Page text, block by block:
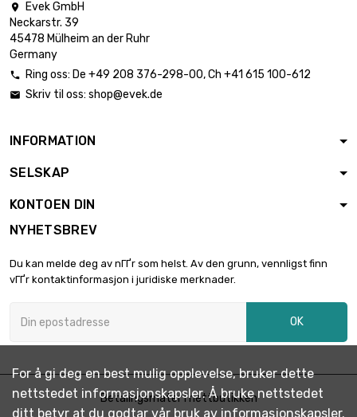
(39.37") x 5 st/pc
lengde : 2 meter
(78.74" inch)
31.75mm ( 1 1/4
inch )
(39.37") x 5 st/pc
størrelse :
31.75mm ( 1 1/4
størrelse : 38.1mm
( 1 1/2 inch )
(59.06" inch)
lengde : 2 meter
( 1 1/2 inch )

(39.37" inch)
størrelse :
44.45mm ( 1 3/4
€ 1,879.50 

Evek GmbH
Neckarstr. 39
45478 Mülheim an der Ruhr
Germany
 Ring oss: De +49 208 376-298-00, Ch +41 615 100-612
 Skriv til oss: shop@evek.de
INFORMATION
SELSKAP
KONTOEN DIN
NYHETSBREV
Du kan melde deg av nГҐr som helst. Av den grunn, vennligst finn
vГҐr kontaktinformasjon i juridiske merknader.
OK
Betalingsmåter i nettbutikken
For å gi deg en best mulig opplevelse, bruker dette
nettstedet informasjonskapsler. Å bruke nettstedet
ditt betyr at du godtar vår bruk av informasjonskapsler.